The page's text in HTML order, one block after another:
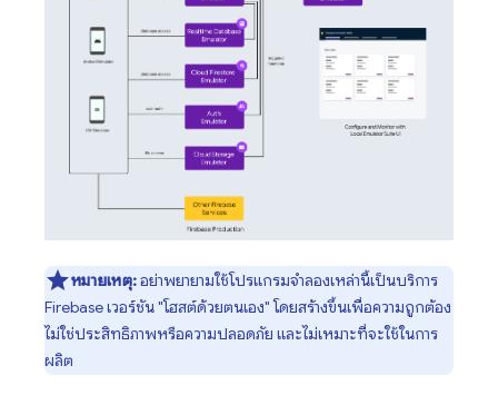
หมายเหตุ:อย่าพยายามใช้โปรแกรมจำลองเหล่านี้เป็นบริการ
Firebase เวอร์ชัน "โฮสต์ด้วยตนเอง" โดยสร้างขึ้นเพื่อความถูกต้อง
ไม่ใช่ประสิทธิภาพหรือความปลอดภัย และไม่เหมาะที่จะใช้ในการ
ผลิต